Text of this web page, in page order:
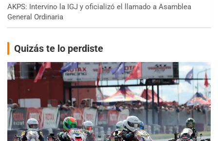
AKPS: Intervino la IGJ y oficializó el llamado a Asamblea
General Ordinaria
Quizás te lo perdiste